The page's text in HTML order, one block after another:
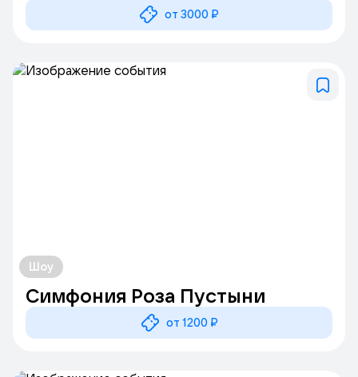
от 3000 ₽
Шоу
Симфония Роза Пустыни
от 1200 ₽